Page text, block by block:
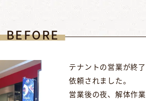
BEFORE
テナントの営業が終
依頼されました。
営業後の夜、解体作